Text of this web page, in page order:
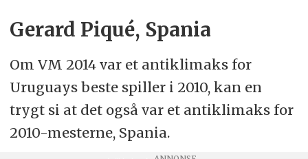
Gerard Piqué, Spania
Om VM 2014 var et antiklimaks for
Uruguays beste spiller i 2010, kan en
trygt si at det også var et antiklimaks for
2010-mesterne, Spania.